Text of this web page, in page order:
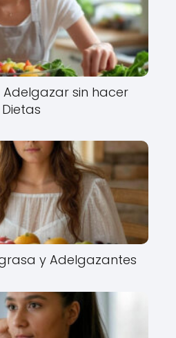
sin hacer
Dietas
y Adelgazantes